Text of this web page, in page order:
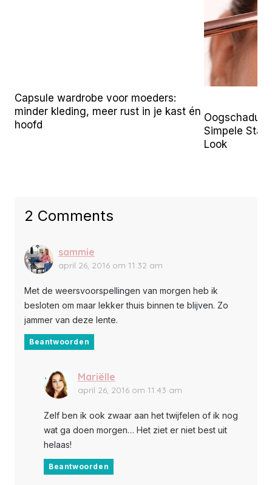
Capsule wardrobe voor moeders:
minder kleding, meer rust in je kast én
hoofd
Oogschaduw
Simpele
Look
2 Comments
sammie
april 26, 2016 om 11:32 am
Met de weersvoorspellingen van morgen heb ik
besloten om maar lekker thuis binnen te blijven. Zo
jammer van deze lente.
Beantwoorden
Mariëlle
april 26, 2016 om 11:43 am
Zelf ben ik ook zwaar aan het twijfelen of ik nog
wat ga doen morgen… Het ziet er niet best uit
helaas!
Beantwoorden